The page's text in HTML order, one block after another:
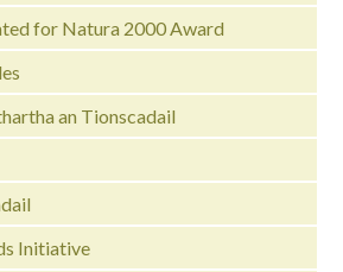
for Natura 2000 Award
an Tionscadail
Initiative